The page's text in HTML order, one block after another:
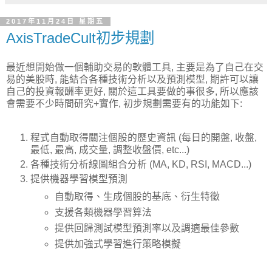
2017年11月24日 星期五
AxisTradeCult初步規劃
最近想開始做一個輔助交易的軟體工具, 主要是為了自己在交
易的美股時, 能結合各種技術分析以及預測模型, 期許可以讓
自己的投資報酬率更好, 關於這工具要做的事很多, 所以應該
會需要不少時間研究+實作, 初步規劃需要有的功能如下:
程式自動取得關注個股的歷史資訊 (每日的開盤, 收盤,
最低, 最高, 成交量, 調整收盤價, etc...)
各種技術分析線圖組合分析 (MA, KD, RSI, MACD...)
提供機器學習模型預測
自動取得、生成個股的基底、衍生特徵
支援各類機器學習算法
提供回歸測試模型預測率以及調適最佳參數
提供加強式學習進行策略模擬